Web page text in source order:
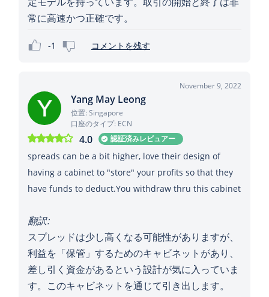
常に高速かつ正確です。
-1 コメントを残す
November 9, 2022
Yang May Leong
位置: Singapore
口座のタイプ: ECN
4.0 認証済みレビュアー
spreads can be a bit higher, love their design of
having a cabinet to "store" your profits so that they
have funds to deduct.You withdraw thru this cabinet
翻訳:
スプレッドは少し高くなる可能性がありますが、
利益を「保管」するためのキャビネットがあり、
差し引く資金があるという設計が気に入っていま
す。このキャビネットを通じて引き出します。